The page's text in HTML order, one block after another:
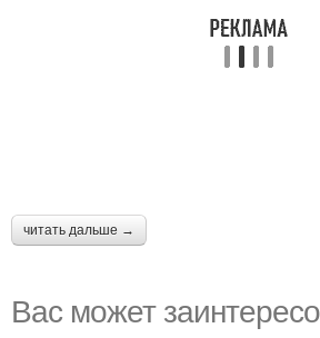
читать дальше →
Вас может